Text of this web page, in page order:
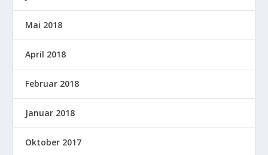
Mai 2018
April 2018
Februar 2018
Januar 2018
Oktober 2017